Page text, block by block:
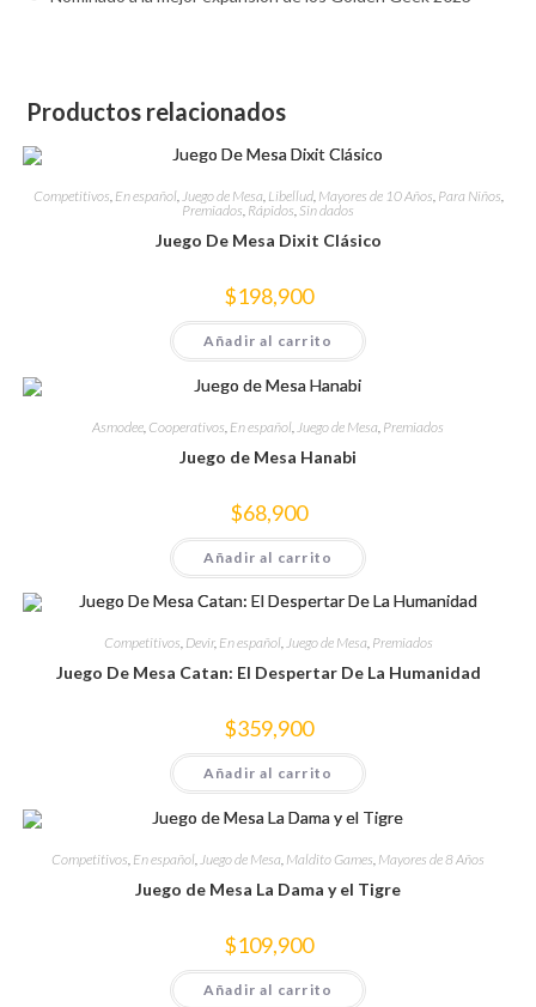
Productos relacionados
Competitivos, En español,Juego de Mesa, Libellud, Mayores de 10 Años, Para Niños,
Premiados, Rápidos, Sin dados
Juego De Mesa Dixit Clásico
$198,900
Añadir al carrito
Asmodee Cooperativos En español Juego de Mesa Premiados
Juego de Mesa Hanabi
$68,900
Añadir al carrito
Competitivos, Devir, En español,Juego de Mesa, Premiados
Juego De Mesa Catan: El Despertar De La Humanidad
$359,900
Añadir al carrito
Competitivos En español Juego de Mesa Maldito Games Mayores de 8 Años
Juego de Mesa La Dama y el Tigre
$109,900
Añadir al carrito